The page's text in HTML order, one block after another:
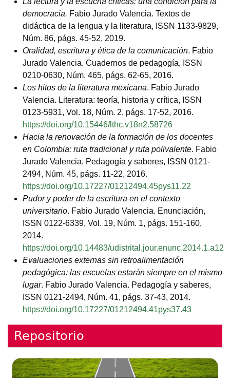
democracia. Fabio Jurado Valencia. Textos de
didáctica de la lengua y la literatura, ISSN 1133-9829,
Núm. 86, págs. 45-52, 2019.
Oralidad, escritura y ética de la comunicación. Fabio
Jurado Valencia. Cuadernos de pedagogía, ISSN
0210-0630, Núm. 465, págs. 62-65, 2016.
Los hitos de la literatura mexicana. Fabio Jurado
Valencia. Literatura: teoría, historia y crítica, ISSN
0123-5931, Vol. 18, Núm. 2, págs. 17-52, 2016.
https://doi.org/10.15446/lthc.v18n2.58726
Hacia la renovación de la formación de los docentes
en Colombia: ruta tradicional y ruta polivalente. Fabio
Jurado Valencia. Pedagogía y saberes, ISSN 0121-
2494, Núm. 45, págs. 11-22, 2016.
https://doi.org/10.17227/01212494.45pys11.22
Pudor y poder de la escritura en el contexto
universitario. Fabio Jurado Valencia. Enunciación,
ISSN 0122-6339, Vol. 19, Núm. 1, págs. 151-160,
2014.
https://doi.org/10.14483/udistrital.jour.enunc.2014.1.a12
Evaluaciones externas sin retroalimentación
pedagógica: las escuelas estarán siempre en el mismo
lugar. Fabio Jurado Valencia. Pedagogía y saberes,
ISSN 0121-2494, Núm. 41, págs. 37-43, 2014.
https://doi.org/10.17227/01212494.41pys37.43
Repositorio